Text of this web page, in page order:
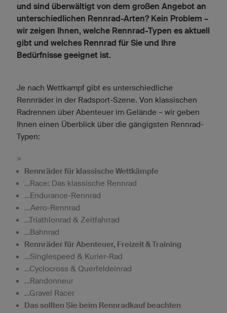
und sind überwältigt von dem großen Angebot an
unterschiedlichen Rennrad-Arten? Kein Problem –
wir zeigen Ihnen, welche Rennrad-Typen es aktuell
gibt und welches Rennrad für Sie und Ihre
Bedürfnisse geeignet ist.
Je nach Wettkampf gibt es unterschiedliche
Rennräder in der Radsport-Szene. Von klassischen
Radrennen über Abenteuer im Gelände – wir geben
Ihnen einen Überblick über die gängigsten Rennrad-
Typen:
>
Rennräder für klassische Wettkämpfe
...Race: Das klassische Rennrad
...Endurance-Rennrad
...Aero-Rennrad
...Triathlonrad & Zeitfahrrad
...Bahnrad
Rennräder für Abenteuer, Freizeit & Training
...Singlespeed & Kurier-Rad
...Cyclocross & Querfeldeinrad
...Randonneur
...Gravel Racer
Das sollten Sie beim Rennradkauf beachten